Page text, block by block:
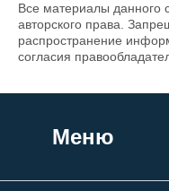
Все материалы данного
авторского права.
распространение
согласия
Меню